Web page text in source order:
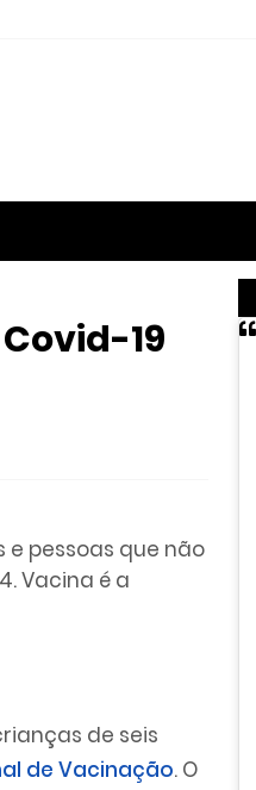
19
e pessoas que não
Vacina é a
de seis
de Vacinação. O